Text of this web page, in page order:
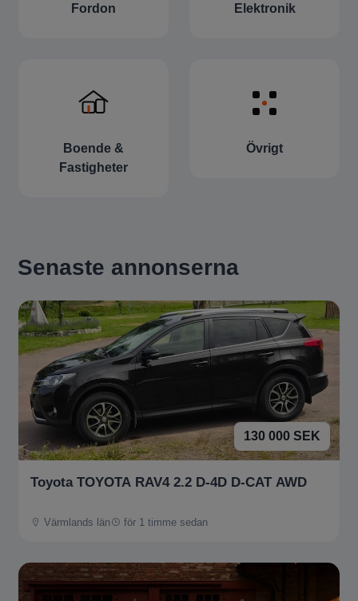
Fordon Elektronik
Boende &
Fastigheter
Övrigt
Senaste annonserna
130 000 SEK
Toyota TOYOTA RAV4 2.2 D-4D D-CAT AWD
Värmlands län för 1 timme sedan